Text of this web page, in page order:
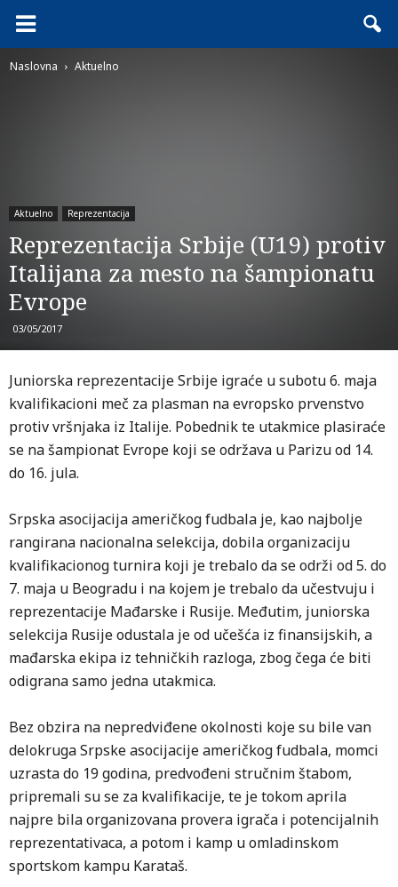
Naslovna Aktuelno
Aktuelno Reprezentacija
Reprezentacija Srbije (U19) protiv
Italijana za mesto na šampionatu
Evrope
03/05/2017
Juniorska reprezentacije Srbije igraće u subotu 6. maja
kvalifikacioni meč za plasman na evropsko prvenstvo
protiv vršnjaka iz Italije. Pobednik te utakmice plasiraće
se na šampionat Evrope koji se održava u Parizu od 14.
do 16. jula.
Srpska asocijacija američkog fudbala je, kao najbolje
rangirana nacionalna selekcija, dobila organizaciju
kvalifikacionog turnira koji je trebalo da se održi od 5. do
7. maja u Beogradu i na kojem je trebalo da učestvuju i
reprezentacije Mađarske i Rusije. Međutim, juniorska
selekcija Rusije odustala je od učešća iz finansijskih, a
mađarska ekipa iz tehničkih razloga, zbog čega će biti
odigrana samo jedna utakmica.
Bez obzira na nepredviđene okolnosti koje su bile van
delokruga Srpske asocijacije američkog fudbala, momci
uzrasta do 19 godina, predvođeni stručnim štabom,
pripremali su se za kvalifikacije, te je tokom aprila
najpre bila organizovana provera igrača i potencijalnih
reprezentativaca, a potom i kamp u omladinskom
sportskom kampu Karataš.